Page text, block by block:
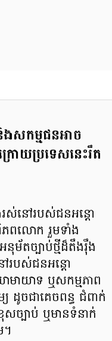
ងសកម្មជនអាច
យប្រទេសនេះរឹត
ស់នៅរបស់ជនអន្តោ
ពលោក រួមទាំង
ម័តច្បាប់ថ្មីដ៏តឹងរ៉ឹង
របស់ជនអន្តោ
មាយាទ ឬសកម្មភាព
ដូចជាគេចពន្ធ ជំពាក់
ច្បាប់ ឬមានទំនាក់